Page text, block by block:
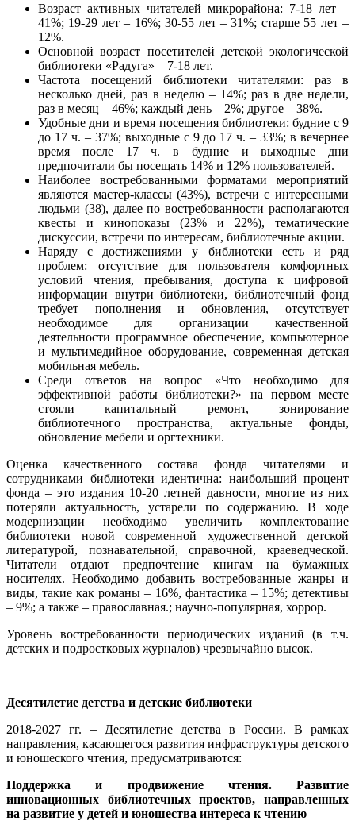
Возраст активных читателей микрорайона: 7-18 лет –
41%; 19-29 лет – 16%; 30-55 лет – 31%; старше 55 лет –
12%.
Основной возраст посетителей детской экологической
библиотеки «Радуга» ‒ 7-18 лет.
Частота посещений библиотеки читателями: раз в
несколько дней, раз в неделю – 14%; раз в две недели,
раз в месяц – 46%; каждый день – 2%; другое – 38%.
Удобные дни и время посещения библиотеки: будние с 9
до 17 ч. – 37%; выходные с 9 до 17 ч. – 33%; в вечернее
время после 17 ч. в будние и выходные дни
предпочитали бы посещать 14% и 12% пользователей.
Наиболее востребованными форматами мероприятий
являются мастер-классы (43%), встречи с интересными
людьми (38), далее по востребованности располагаются
квесты и кинопоказы (23% и 22%), тематические
дискуссии, встречи по интересам, библиотечные акции.
Наряду с достижениями у библиотеки есть и ряд
проблем: отсутствие для пользователя комфортных
условий чтения, пребывания, доступа к цифровой
информации внутри библиотеки, библиотечный фонд
требует пополнения и обновления, отсутствует
необходимое для организации качественной
деятельности программное обеспечение, компьютерное
и мультимедийное оборудование, современная детская
мобильная мебель.
Среди ответов на вопрос «Что необходимо для
эффективной работы библиотеки?» на первом месте
стояли капитальный ремонт, зонирование
библиотечного пространства, актуальные фонды,
обновление мебели и оргтехники.
Оценка качественного состава фонда читателями и
сотрудниками библиотеки идентична: наибольший процент
фонда – это издания 10-20 летней давности, многие из них
потеряли актуальность, устарели по содержанию. В ходе
модернизации необходимо увеличить комплектование
библиотеки новой современной художественной детской
литературой, познавательной, справочной, краеведческой.
Читатели отдают предпочтение книгам на бумажных
носителях. Необходимо добавить востребованные жанры и
виды, такие как романы ‒ 16%, фантастика ‒ 15%; детективы
– 9%; а также – православная.; научно-популярная, хоррор.
Уровень востребованности периодических изданий (в т.ч.
детских и подростковых журналов) чрезвычайно высок.
Десятилетие детства и детские библиотеки
2018-2027 гг. – Десятилетие детства в России. В рамках
направления, касающегося развития инфраструктуры детского
и юношеского чтения, предусматриваются:
Поддержка и продвижение чтения. Развитие
инновационных библиотечных проектов, направленных
на развитие у детей и юношества интереса к чтению